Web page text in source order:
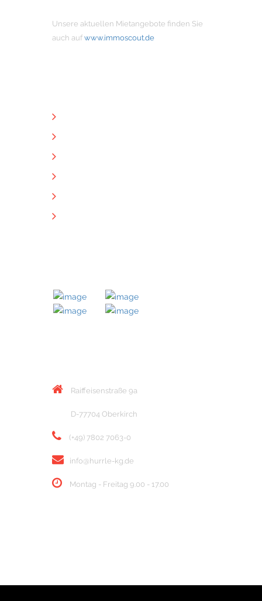
Unsere aktuellen Mietangebote finden Sie
auch auf www.immoscout.de
Raiffeisenstraße 9a
D-77704 Oberkirch
(+49) 7802 7063-0
info@hurrle-kg.de
Montag - Freitag 9.00 - 17.00